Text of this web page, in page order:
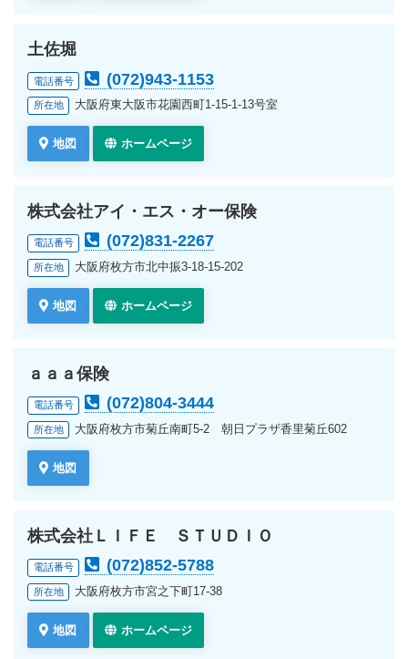
土佐堀
電話番号 (072)943-1153
所在地 大阪府東大阪市花園西町1-15-1-13号室
地図 ホームページ
株式会社アイ・エス・オー保険
電話番号 (072)831-2267
所在地 大阪府枚方市北中振3-18-15-202
地図 ホームページ
ａａａ保険
電話番号 (072)804-3444
所在地 大阪府枚方市菊丘南町5-2 朝日プラザ香里菊丘602
地図
株式会社ＬＩＦＥ ＳＴＵＤＩＯ
電話番号 (072)852-5788
所在地 大阪府枚方市宮之下町17-38
地図 ホームページ